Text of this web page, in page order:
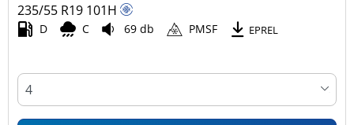
235/55 R19 101H
D C 69 db PMSF EPREL